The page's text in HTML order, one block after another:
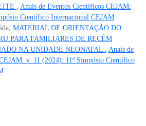
Anais de Eventos Científicos CEJAM:
Científico Internacional CEJAM
MATERIAL DE ORIENTAÇÃO DO
PARA FAMILIARES DE RECÉM
NA UNIDADE NEONATAL
Anais de
v. 11 (2024): 11º Simpósio Científico